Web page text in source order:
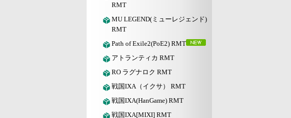
RMT
MU LEGEND(ミューレジェンド)
RMT
Path of Exile2(PoE2) RMT
アトランティカ RMT
RO ラグナロク RMT
戦国IXA（イクサ） RMT
戦国IXA(HanGame) RMT
戦国IXA[MIXI] RMT